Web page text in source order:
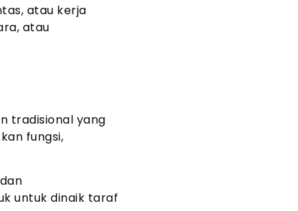
atau kerja
atau
tradisional yang
fungsi,
untuk dinaik taraf